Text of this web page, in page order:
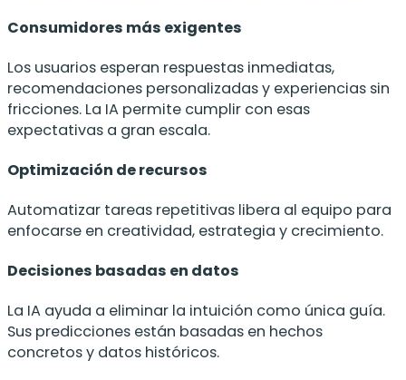
Consumidores más exigentes
Los usuarios esperan respuestas inmediatas,
recomendaciones personalizadas y experiencias sin
fricciones. La IA permite cumplir con esas
expectativas a gran escala.
Optimización de recursos
Automatizar tareas repetitivas libera al equipo para
enfocarse en creatividad, estrategia y crecimiento.
Decisiones basadas en datos
La IA ayuda a eliminar la intuición como única guía.
Sus predicciones están basadas en hechos
concretos y datos históricos.